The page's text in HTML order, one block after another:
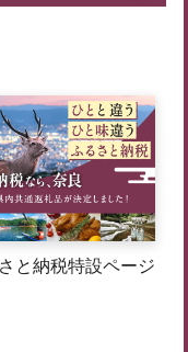
と納税特設ページ